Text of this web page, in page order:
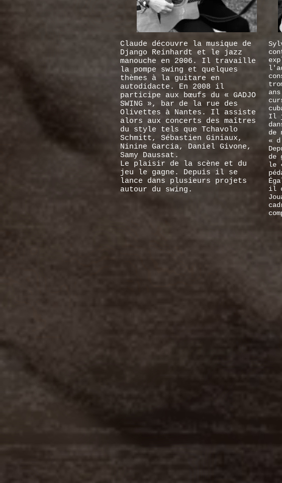
Claude découvre la musique de
Django Reinhardt et le jazz
manouche en 2006. Il travaille
la pompe swing et quelques
thèmes à la guitare en
autodidacte. En 2008 il
participe aux bœufs du « GADJO
SWING », bar de la rue des
Olivettes à Nantes. Il assiste
alors aux concerts des maîtres
du style tels que Tchavolo
Schmitt, Sébastien Giniaux,
Ninine Garcia, Daniel Givone,
Samy Daussat.
Le plaisir de la scène et du
jeu le gagne. Depuis il se
lance dans plusieurs projets
autour du swing.
Il
de
«
de
le
il